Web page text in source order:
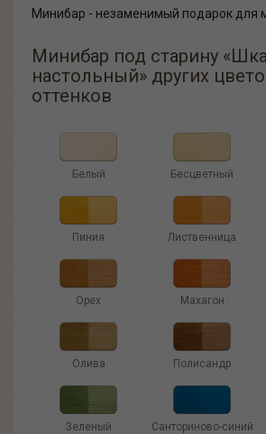
Минибар - незаменимый подарок для
Минибар под старину
настольный» других
оттенков
Белый Бесцветный
Пиния Лиственница
Орех Махагон
Олива Полисандр
Зеленый Санториново-синий